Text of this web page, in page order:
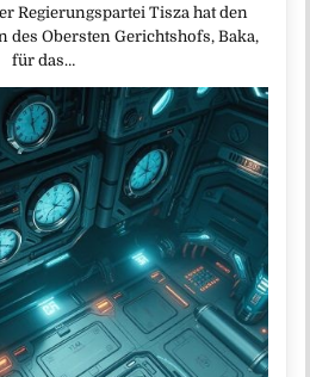
Regierungspartei Tisza hat den
des Obersten Gerichtshofs, Baka,
für das…